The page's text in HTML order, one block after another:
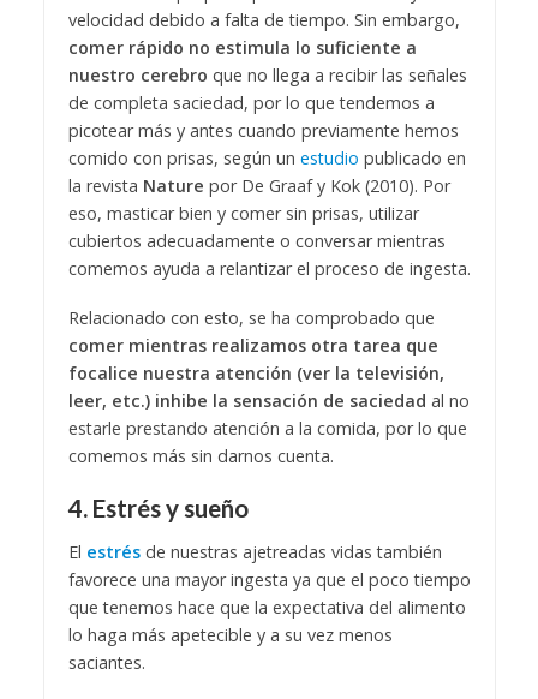
velocidad debido a falta de tiempo. Sin embargo,
comer rápido no estimula lo suficiente a
nuestro cerebro que no llega a recibir las señales
de completa saciedad, por lo que tendemos a
picotear más y antes cuando previamente hemos
comido con prisas, según un estudio publicado en
la revista Nature por De Graaf y Kok (2010). Por
eso, masticar bien y comer sin prisas, utilizar
cubiertos adecuadamente o conversar mientras
comemos ayuda a relantizar el proceso de ingesta.
Relacionado con esto, se ha comprobado que
comer mientras realizamos otra tarea que
focalice nuestra atención (ver la televisión,
leer, etc.) inhibe la sensación de saciedad al no
estarle prestando atención a la comida, por lo que
comemos más sin darnos cuenta.
4. Estrés y sueño
El estrésde nuestras ajetreadas vidas también
favorece una mayor ingesta ya que el poco tiempo
que tenemos hace que la expectativa del alimento
lo haga más apetecible y a su vez menos
saciantes.